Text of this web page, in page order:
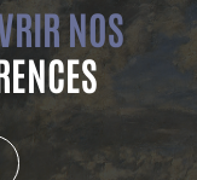
NOS